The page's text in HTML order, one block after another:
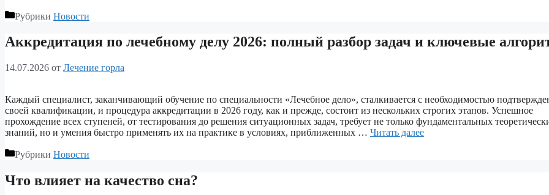
Рубрики Новости
Аккредитация по лечебному делу 2026: полный разбор задач и ключевые
14.07.2026 от Лечение горла
Каждый специалист, заканчивающий обучение по специальности «Лечебное дело», сталкивается с необходимостью
своей квалификации, и процедура аккредитации в 2026 году, как и прежде, состоит из нескольких строгих этапов. Успешное
прохождение всех ступеней, от тестирования до решения ситуационных задач, требует не только фундаментальных
знаний, но и умения быстро применять их на практике в условиях, приближенных … Читать далее
Рубрики Новости
Что влияет на качество сна?